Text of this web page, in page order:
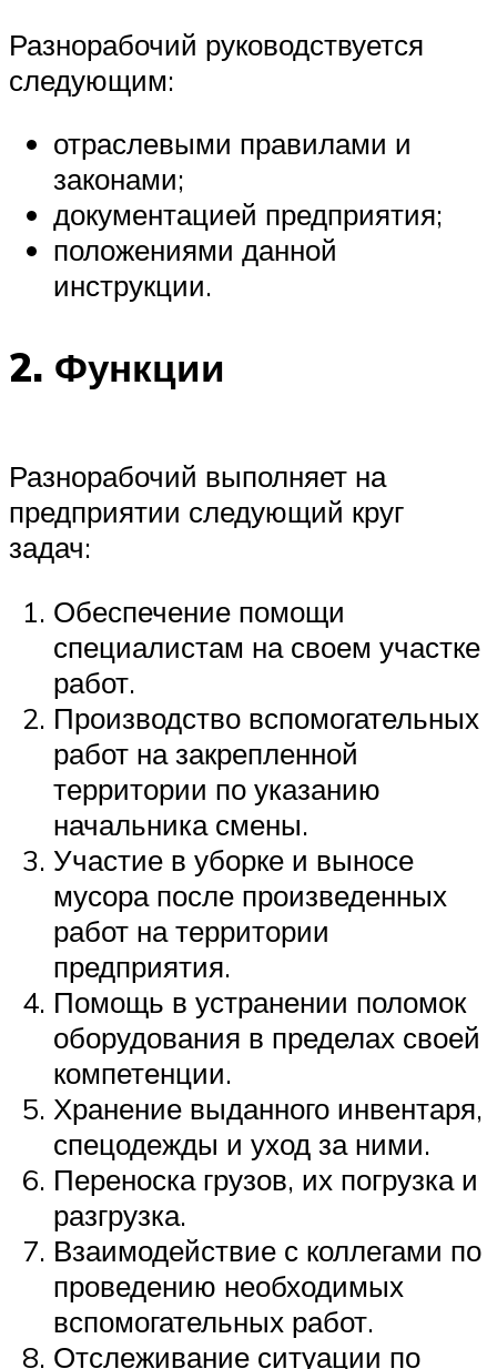
Разнорабочий руководствуется
следующим:
отраслевыми правилами и
законами;
документацией предприятия;
положениями данной
инструкции.
2. Функции
Разнорабочий выполняет на
предприятии следующий круг
задач:
Обеспечение помощи
специалистам на своем участке
работ.
Производство вспомогательных
работ на закрепленной
территории по указанию
начальника смены.
Участие в уборке и выносе
мусора после произведенных
работ на территории
предприятия.
Помощь в устранении поломок
оборудования в пределах своей
компетенции.
Хранение выданного инвентаря,
спецодежды и уход за ними.
Переноска грузов, их погрузка и
разгрузка.
Взаимодействие с коллегами по
проведению необходимых
вспомогательных работ.
Отслеживание ситуации по